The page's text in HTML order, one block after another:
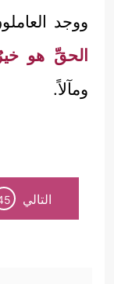
ووجد
الحقِّ هو
ومآلاً.
التالي